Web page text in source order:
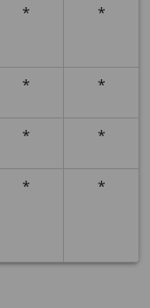
* *
* *
* *
* *